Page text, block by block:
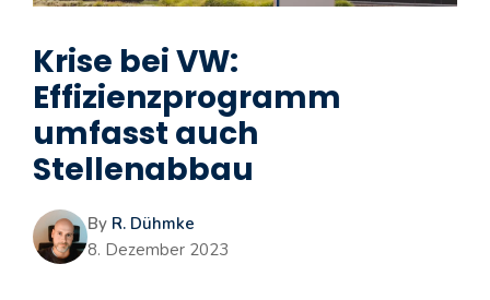
Krise bei VW:
Effizienzprogramm
umfasst auch
Stellenabbau
By R. Dühmke
8. Dezember 2023